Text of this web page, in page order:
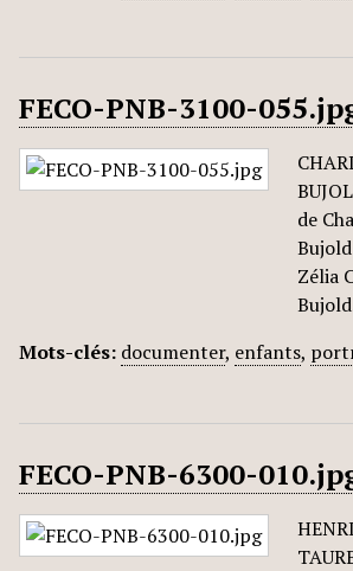
FECO-PNB-3100-
de
Zélia
Mots-clés: documenter, enfants,
FECO-PNB-6300-